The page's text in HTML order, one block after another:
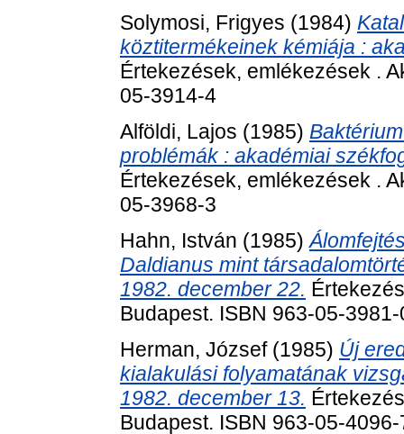
Solymosi, Frigyes (1984)
köztitermékeinek kémiája :
Értekezések, emlékezések .
05-3914-4
Alföldi, Lajos (1985)
problémák : akadémiai
Értekezések, emlékezések .
05-3968-3
Hahn, István (1985)
Daldianus mint
1982. december 22.
Budapest. ISBN 963-05-3981-
Herman, József(1985) Új
kialakulási folyamatának
1982. december 13.
Budapest. ISBN 963-05-4096-